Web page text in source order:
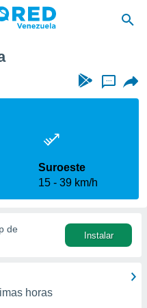
...
Suroeste
15
39 km/h
de
Instalar
horas